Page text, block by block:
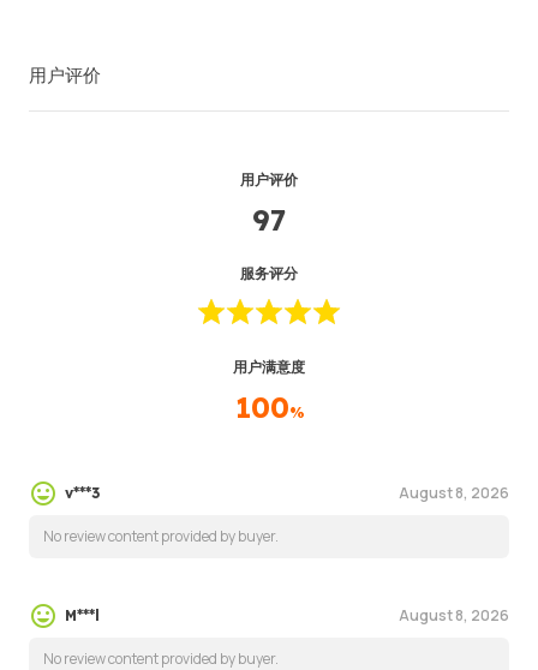
用户评价
用户评价
97
服务评分
用户满意度
100%
v***3 August 8, 2026
No review content provided by buyer.
M***l August 8, 2026
No review content provided by buyer.